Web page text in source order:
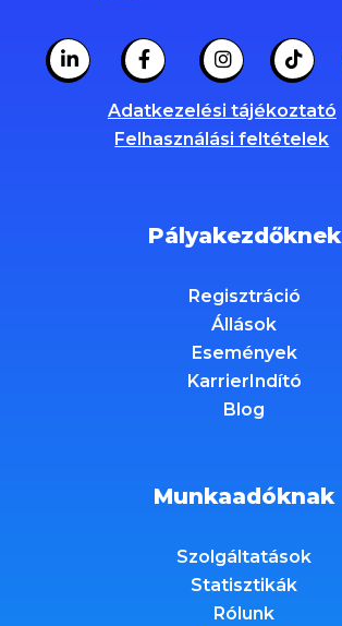
Adatkezelési tájékoztató
Felhasználási feltételek
Pályakezdőknek
Regisztráció
Állások
Események
KarrierIndító
Blog
Munkaadóknak
Szolgáltatások
Statisztikák
Rólunk